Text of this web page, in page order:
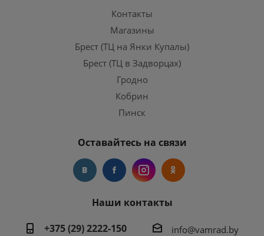
Контакты
Магазины
Брест (ТЦ на Янки Купалы)
Брест (ТЦ в Задворцах)
Гродно
Кобрин
Пинск
Оставайтесь на связи
Наши контакты
+375 (29) 2222-150
info@vamrad.by